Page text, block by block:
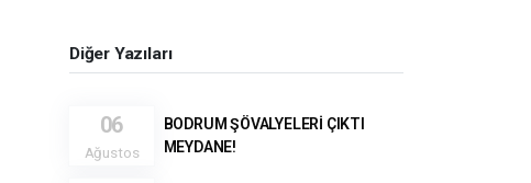
Diğer Yazıları
06
Ağustos
BODRUM ŞÖVALYELERİ ÇIKTI
MEYDANE!